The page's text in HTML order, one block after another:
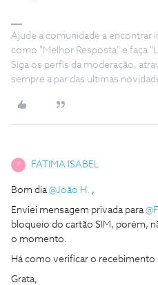
Ajude a comunidade a encontrar
como "Melhor Resposta" e faça
Siga os perfis da moderação,
sempre a par das ultimas
F FATIMA ISABEL
Bom dia @João H. ,
Enviei mensagem privada para
bloqueio do cartão SIM, porém,
o momento.
Há como verificar o recebimento
Grata,